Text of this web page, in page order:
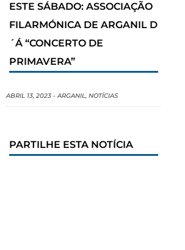
ESTE SÁBADO: ASSOCIAÇÃO
FILARMÓNICA DE ARGANIL D
´Á “CONCERTO DE
PRIMAVERA”
ABRIL 13, 2023 -ARGANIL, NOTÍCIAS
PARTILHE ESTA NOTÍCIA